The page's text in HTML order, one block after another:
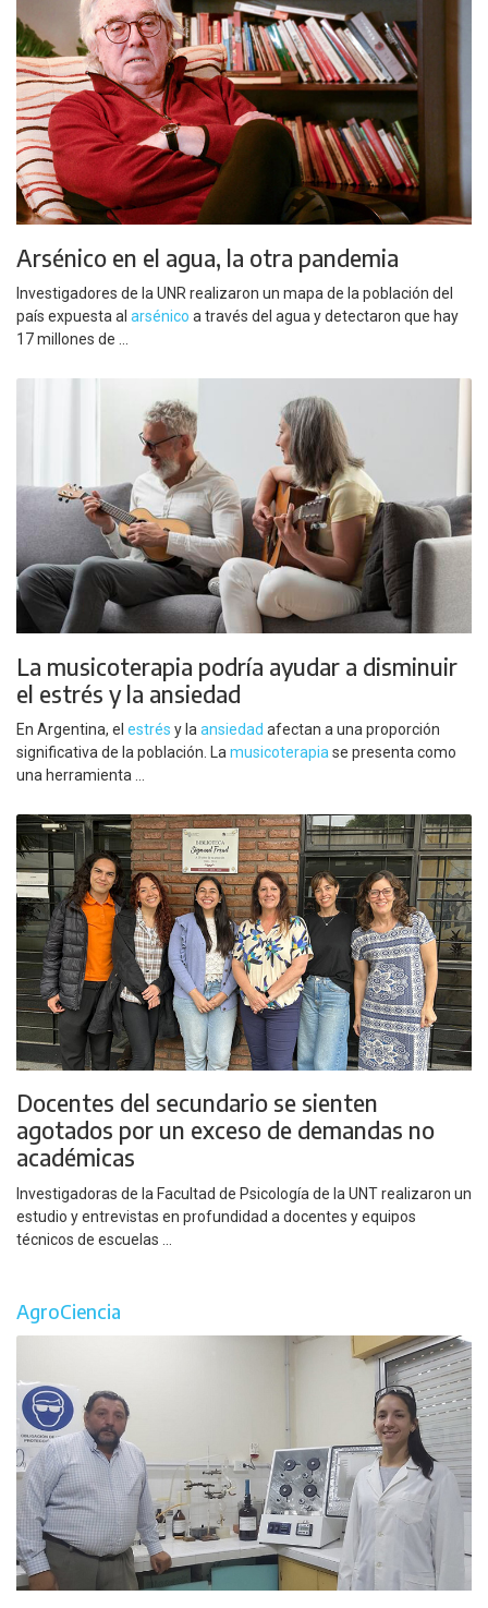
Arsénico en el agua, la otra pandemia
Investigadores de la UNR realizaron un mapa de la población del
país expuesta al arsénico a través del agua y detectaron que hay
17 millones de ...
La musicoterapia podría ayudar a disminuir
el estrés y la ansiedad
En Argentina, el estrés y laansiedad afectan a una proporción
significativa de la población. Lamusicoterapiase presenta como
una herramienta ...
Docentes del secundario se sienten
agotados por un exceso de demandas no
académicas
Investigadoras de la Facultad de Psicología de la UNT realizaron un
estudio y entrevistas en profundidad a docentes y equipos
técnicos de escuelas ...
AgroCiencia